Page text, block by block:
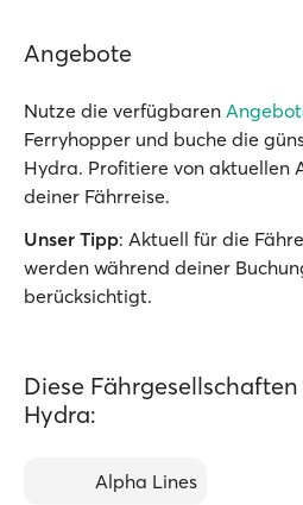
Angebote
Nutze die verfügbaren
Ferryhopper und buche die
Hydra. Profitiere von aktuellen
deiner Fährreise.
Unser Tipp: Aktuell für die
werden während deiner
berücksichtigt.
Diese
Hydra:
Alpha Lines